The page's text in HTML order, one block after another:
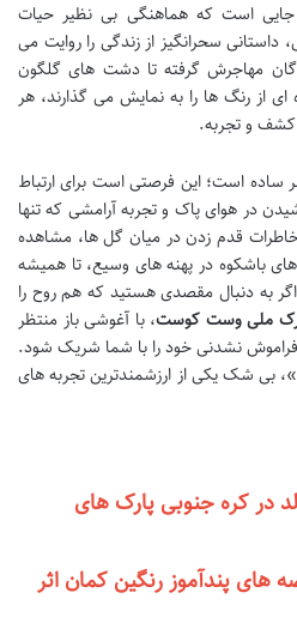
جایی است که هماهنگی بی نظیر حیات
سحرانگیز از زندگی را روایت می
مهاجرش گرفته تا دشت های گلگون
از رنگ ها را به نمایش می گذارند، هر
کشف و تجربه.
ساده است؛ این فرصتی است برای ارتباط
در هوای پاک و تجربه آرامشی که تنها
قدم زدن در میان گل ها، مشاهده
باشکوه در پهنه های وسیع، تا همیشه
به دنبال مقصدی هستید که هم روح را
ملی وست کوست، با آغوشی باز منتظر
نشدنی خود را با شما شریک شود.
بی شک یکی از ارزشمندترین تجربه های
در کره جنوبی پارک های
پندآموز رنگین کمان اثر